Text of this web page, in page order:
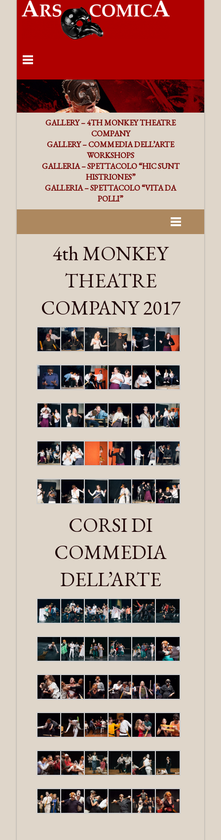
GALLERY – 4TH MONKEY THEATRE
COMPANY
GALLERY – COMMEDIA DELL’ARTE
WORKSHOPS
GALLERIA – SPETTACOLO “HIC SUNT
HISTRIONES”
GALLERIA – SPETTACOLO “VITA DA
POLLI”
4th MONKEY
THEATRE
COMPANY 2017
CORSI DI
COMMEDIA
DELL’ARTE